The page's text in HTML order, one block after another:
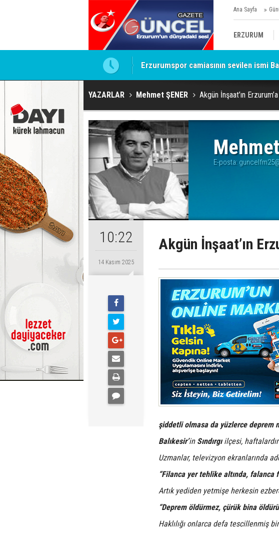
Ana Sayfa
ERZURUM
SİYASET
KÜLTÜR/
Erzurumspor camiasının sevilen ismi
YAZARLAR Mehmet ŞENER Akgün İnşaat’ın
E-posta:
10:22
14 Kasım 2025
Akgün İnşaat’ın
şiddetli olmasa da yüzlerce deprem
Balıkesir’in Sındırgıilçesi,
Uzmanlar, televizyon ekranlarında
“Filanca yer tehlike altında, falanca
Artık yediden yetmişe herkesin
“Deprem öldürmez, çürük bina
Haklılığı onlarca defa tescillenmiş